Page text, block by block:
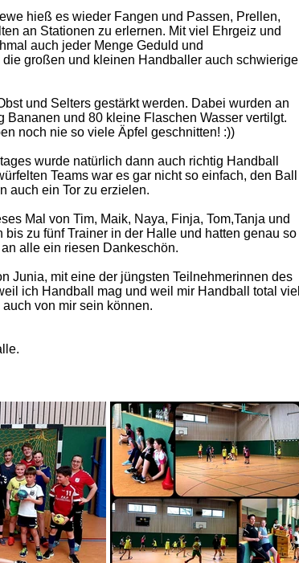
hieß es wieder Fangen und Passen, Prellen,
an Stationen zu erlernen. Mit viel Ehrgeiz und
auch jeder Menge Geduld und
großen und kleinen Handballer auch schwierige
und Selters gestärkt werden. Dabei wurden an
Bananen und 80 kleine Flaschen Wasser vertilgt.
noch nie so viele Äpfel geschnitten! :))
wurde natürlich dann auch richtig Handball
Teams war es gar nicht so einfach, den Ball
auch ein Tor zu erzielen.
Mal von Tim, Maik, Naya, Finja, Tom,Tanja und
bis zu fünf Trainer in der Halle und hatten genau so
alle ein riesen Dankeschön.
Junia, mit eine der jüngsten Teilnehmerinnen des
ich Handball mag und weil mir Handball total viel
von mir sein können.